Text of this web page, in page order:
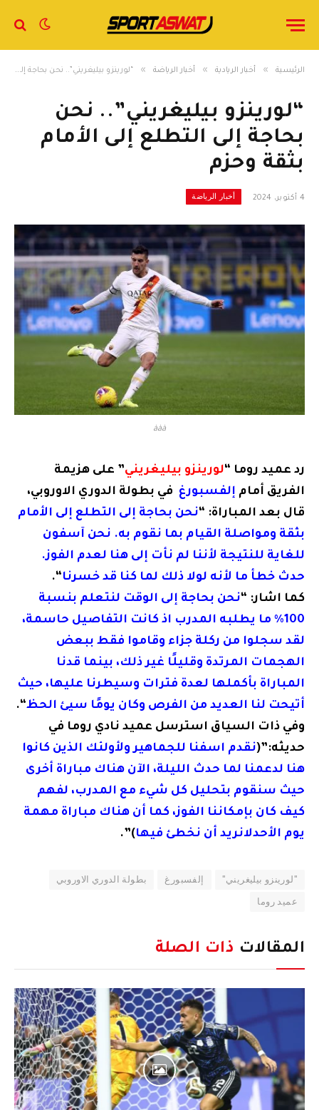
الرئيسية » أخبار الريادية » أخبار الرياضة » “​لورينزو بيليغريني​”.. نحن بحاجة إلى التطلع إلى الأمام بثقة وحزم
“​لورينزو بيليغريني​”.. نحن
بحاجة إلى التطلع إلى الأمام
بثقة وحزم
4 أكتوبر، 2024 أخبار الرياضة
ààà
رد عميد ​روما​ “​لورينزو بيليغريني​” على هزيمة
الفريق أمام ​إلفسبورغ​ في بطولة الدوري الاوروبي،
قال بعد المباراة: “نحن بحاجة إلى التطلع إلى الأمام
بثقة ومواصلة القيام بما نقوم به. نحن آسفون
للغاية للنتيجة لأننا لم نأت إلى هنا لعدم الفوز.
حدث خطأ ما لأنه لولا ذلك لما كنا قد خسرنا“.
كما اشار: “نحن بحاجة إلى الوقت لنتعلم بنسبة
100٪ ما يطلبه المدرب اذ كانت التفاصيل حاسمة،
لقد سجلوا من ركلة جزاء وقاموا فقط ببعض
الهجمات المرتدة وقليلًا غير ذلك، بينما قدنا
المباراة بأكملها لعدة فترات وسيطرنا عليها، حيث
أتيحت لنا العديد من الفرص وكان يومًا سيئ الحظ“.
وفي ذات السياق استرسل عميد نادي روما في
حديثه:”(نقدم اسفنا للجماهير ولأولئك الذين كانوا
هنا لدعمنا لما حدث الليلة، الآن هناك مباراة أخرى
حيث سنقوم بتحليل كل شيء مع المدرب، لفهم
كيف كان بإمكاننا الفوز، كما أن هناك مباراة مهمة
يوم الأحدلانريد أن نخطئ فيها)”.
"​لورينزو بيليغريني​" ​إلفسبورغ​ بطولة الدوري الاوروبي
عميد ​روما​
المقالات ذات الصلة